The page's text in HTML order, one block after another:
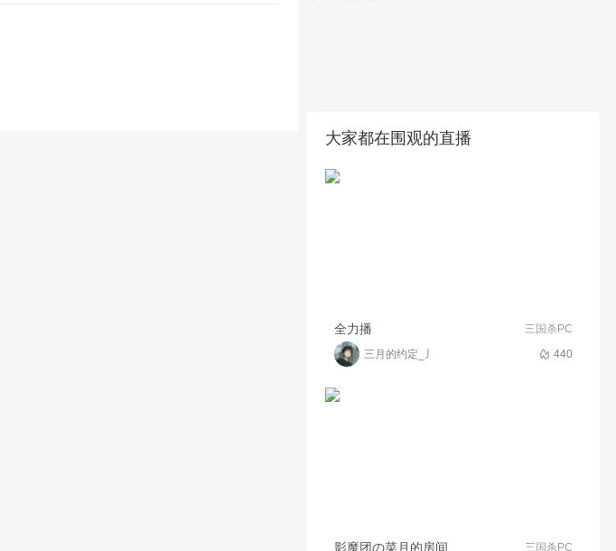
04:47 goodbbb
02:23 44
【ESG身份争霸赛】半决赛 第
大家都在围观的直播
三国杀PC
全力播
440
三月的约定_丿
三国杀PC
影魔团の菜月的房间